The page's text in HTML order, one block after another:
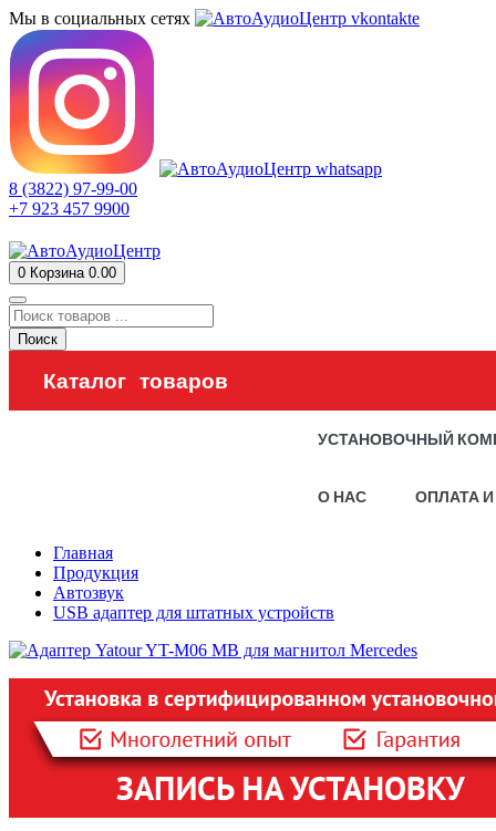
Мы в социальных сетях
8 (3822) 97-99-00
+7 923 457 9900
0 Корзина 0.00
Поиск
Каталог товаров
УСТАНОВОЧНЫЙ
О НАС ОПЛАТА
Главная
Продукция
Автозвук
USB адаптер для штатных устройств